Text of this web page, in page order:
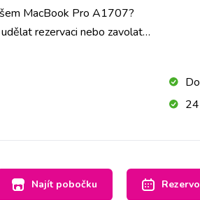
MacBook Pro A1707?
rezervaci nebo zavolat
Najít pobočku